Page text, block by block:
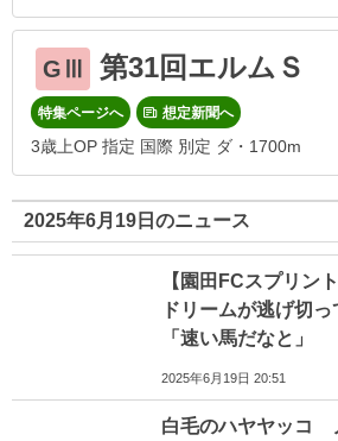
GⅢ 第31回エルムＳ
特集ページへ 想定新聞へ
3歳上OP 指定 国際 別定 ダ・1700m
2025年6月19日のニュース
【園田FCスプリン
ドリームが逃げ切
「速い馬だなと」
2025年6月19日 20:51
白毛のハヤヤッコ